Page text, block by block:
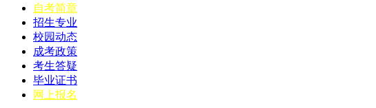
自考简章
招生专业
校园动态
成考政策
考生答疑
毕业证书
网上报名